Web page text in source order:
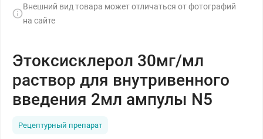
Внешний вид товара может отличаться от фотографий
на сайте
Этоксисклерол 30мг/мл
раствор для внутривенного
введения 2мл ампулы N5
Рецептурный препарат